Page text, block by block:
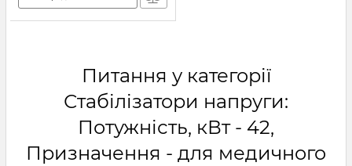
Питання у категорії
Стабілізатори напруги:
Потужність, кВт - 42,
Призначення - для медичного